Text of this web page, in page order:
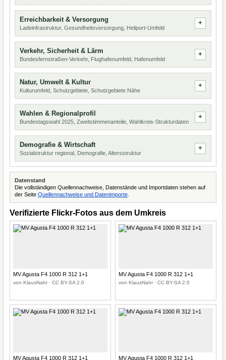
Erreichbarkeit & Versorgung
Ladeinfrastruktur, Gesundheitsversorgung, Heliport-Umfeld
Verkehr, Sicherheit & Lärm
Bundesfernstraßen-Verkehr, Flughafenumfeld, Hafenumfeld
Natur, Umwelt & Kultur
Kulturumfeld, Schutzgebiete, Schutzgebiete Nähe
Wahlen & Regionalprofil
Bundestagswahl 2025, Zweitstimmenanteile, Wahlkreis-Strukturdaten
Demografie & Wirtschaft
Sozialstruktur regional, Demografie, Altersstruktur
Datenstand
Die vollständigen Quellennachweise, Datenstände und Importdaten stehen auf
der Seite Quellennachweise und Datenimporte
Verifizierte Flickr-Fotos aus dem Umkreis
MV Agusta F4 1000 R 312 1+1
von KlausNahr · CC BY-SA 2.0
MV Agusta F4 1000 R 312 1+1
von KlausNahr · CC BY-SA 2.0
MV Agusta F4 1000 R 312 1+1 MV Agusta F4 1000 R 312 1+1